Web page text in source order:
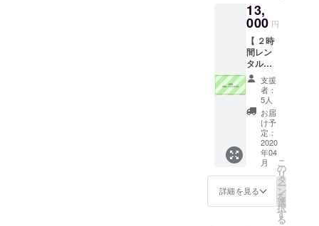
で話す
のが苦
手な方
も是
非！ 日
時：3月
の土日
14：00
頃から2
ｈ 人
数：１
回４人
＋よも
ぎちゃ
ん 場
内のレ
ンタル
「数
量」で
お選び
くださ
い。 ※
飲食店
に入る
場合
は、そ
こでの
費用も
ご負担
くださ
い ※公
序良俗
に反す
る内
たら依
頼を受
けるの
も35人
に1人く
らいの
感じで
した。
けど、
こちら
のリ
ターン
では
100%確
実にあ
なたの
お話を
13,
000 円
【 ２時
間レン
タル予
約券】
４月か
ら稼働
するこ
の事務
所の先
行予約
券で
す！！
！ 本来
ならば
４月に
稼働し
支援
者：
5人
お届
け予
定：
2020
年04
月
詳細を見る
こ
の
リ
タ
ー
ン
を
選
択
す
る